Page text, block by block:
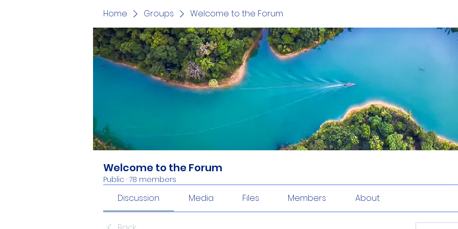
Home Groups Welcome to the Forum
Welcome to the Forum
Public · 78 members
Discussion Media Files Members About